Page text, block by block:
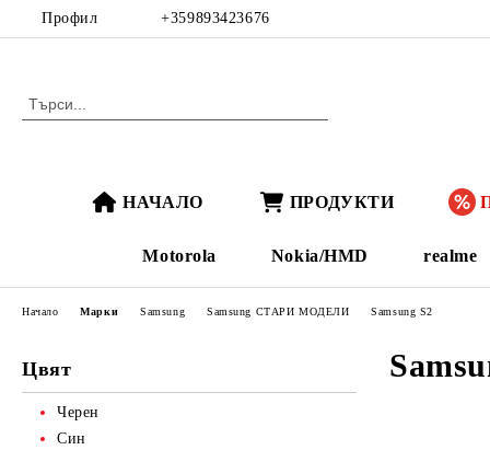
Профил +359893423676
НАЧАЛО ПРОДУКТИ
Motorola Nokia/HMD realme
Цвят
Черен
Син
Начало Марки Samsung Samsung СТАРИ МОДЕЛИ Samsung S2